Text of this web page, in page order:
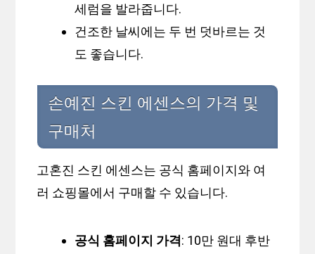
세럼을 발라줍니다.
건조한 날씨에는 두 번 덧바르는 것
도 좋습니다.
손예진 스킨 에센스의 가격 및
구매처
고혼진 스킨 에센스는 공식 홈페이지와 여
러 쇼핑몰에서 구매할 수 있습니다.
공식 홈페이지 가격: 10만 원대 후반